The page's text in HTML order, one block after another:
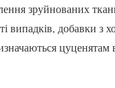
зруйнованих
випадків, добавки з